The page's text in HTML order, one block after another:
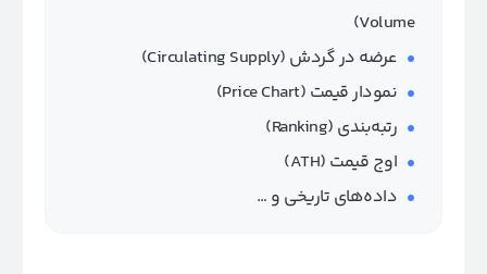
Volume)
عرضه در گردش (Circulating Supply)
نمودار قیمت (Price Chart)
رتبه‌بندی (Ranking)
اوج قیمت (ATH)
داده‌های تاریخی و …